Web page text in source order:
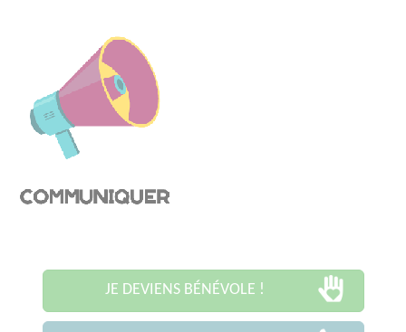
JE DEVIENS BÉNÉVOLE !